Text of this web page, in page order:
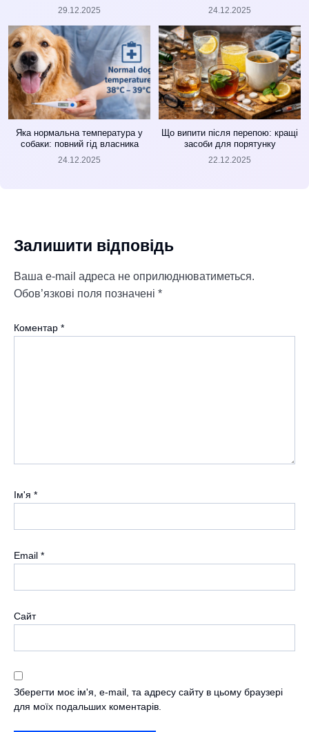
29.12.2025 24.12.2025
Яка нормальна температура у
собаки: повний гід власника
24.12.2025
Що випити після перепою: кращі
засоби для порятунку
22.12.2025
Залишити відповідь
Ваша e-mail адреса не оприлюднюватиметься.
Обов’язкові поля позначені *
Коментар *
Ім'я *
Email *
Сайт
Зберегти моє ім'я, e-mail, та адресу сайту в цьому браузері
для моїх подальших коментарів.